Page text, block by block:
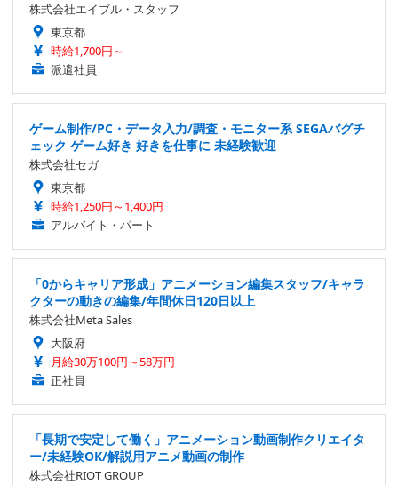
株式会社エイブル・スタッフ
東京都
時給1,700円～
派遣社員
ゲーム制作/PC・データ入力/調査・モニター系 SEGAバグチ
ェック ゲーム好き 好きを仕事に 未経験歓迎
株式会社セガ
東京都
時給1,250円～1,400円
アルバイト・パート
「0からキャリア形成」アニメーション編集スタッフ/キャラ
クターの動きの編集/年間休日120日以上
株式会社Meta Sales
大阪府
月給30万100円～58万円
正社員
「長期で安定して働く」アニメーション動画制作クリエイタ
ー/未経験OK/解説用アニメ動画の制作
株式会社RIOT GROUP